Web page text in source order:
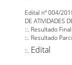
Edital nº 004/
DE ATIVIDADES
::. Resultado Final
::. Resultado
::. Edital